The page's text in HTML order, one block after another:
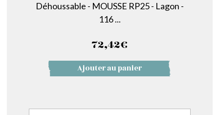
Déhoussable - MOUSSE RP25 - Lagon -
116 ...
72,42€
Ajouter au panier